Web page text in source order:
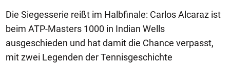
Die Siegesserie reißt im Halbfinale: Carlos Alcaraz ist
beim ATP-Masters 1000 in Indian Wells
ausgeschieden und hat damit die Chance verpasst,
mit zwei Legenden der Tennisgeschichte